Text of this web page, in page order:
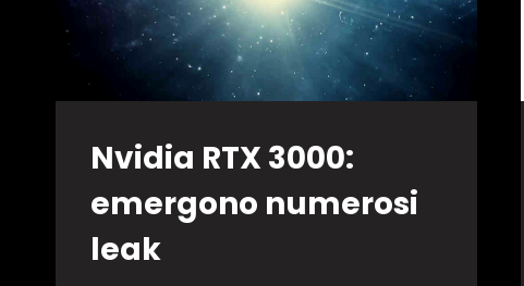
Nvidia RTX 3000:
emergono numerosi
leak